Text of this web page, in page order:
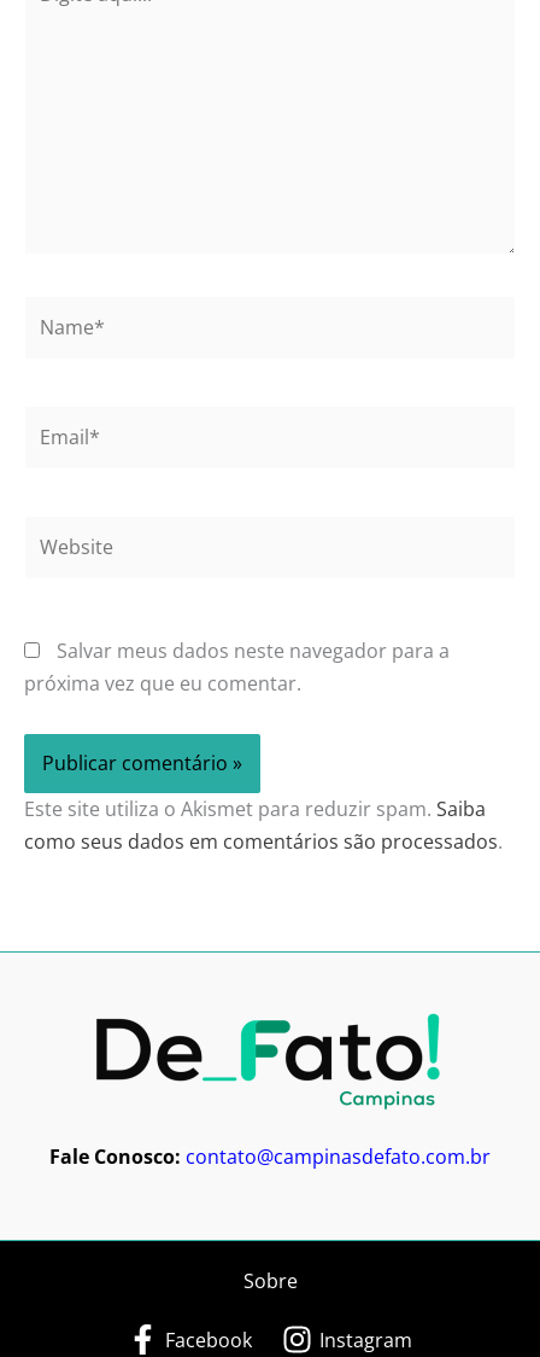
aqui...
Salvar meus dados neste navegador para a
próxima vez que eu comentar.
Este site utiliza o Akismet para reduzir spam. Saiba
como seus dados em comentários são processados.
Fale Conosco: contato@campinasdefato.com.br
Sobre
Facebook Instagram